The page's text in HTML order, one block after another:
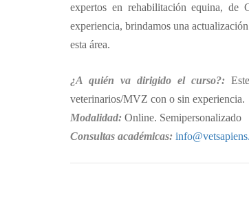
expertos en rehabilitación equina,
experiencia, brindamos una
esta área.
¿A quién va dirigido el curso?:
veterinarios/MVZ con o sin experiencia.
Modalidad: Online. Semipersonalizado
Consultas académicas: